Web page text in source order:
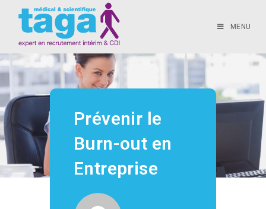
MENU
Prévenir le
Burn-out en
Entreprise